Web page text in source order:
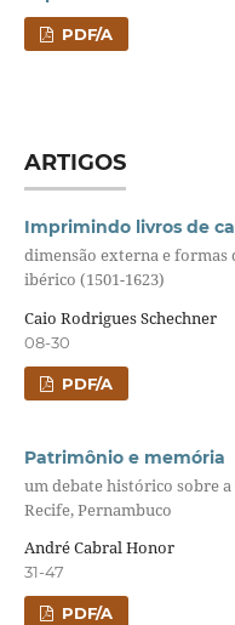
PDF/A
ARTIGOS
Imprimindo livros de
dimensão externa e
ibérico (1501-1623)
Caio Rodrigues Schechner
08-30
PDF/A
Patrimônio e memória
um debate histórico sobre
Recife, Pernambuco
André Cabral Honor
31-47
PDF/A